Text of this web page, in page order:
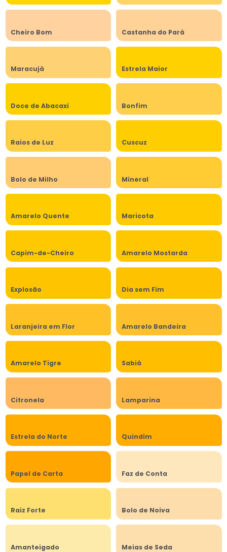
Cheiro Bom Castanha do Pará
Maracujá Estrela Maior
Doce de Abacaxi Bonfim
Raios de Luz Cuscuz
Bolo de Milho Mineral
Amarelo Quente Maricota
Capim-de-Cheiro Amarelo Mostarda
Explosão Dia sem Fim
Laranjeira em Flor Amarelo Bandeira
Amarelo Tigre Sabiá
Citronela Lamparina
Estrela do Norte Quindim
Papel de Carta Faz de Conta
Raiz Forte Bolo de Noiva
Amanteigado Meias de Seda